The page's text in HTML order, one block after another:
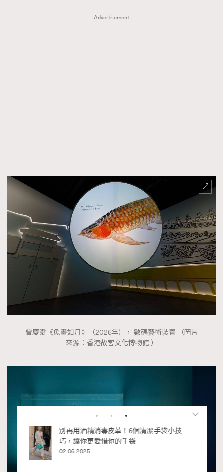
Advertisement
曾慶靈《魚畫如月》（2026年）， 數碼藝術裝置 （圖片
來源：香港故宮文化博物館 ）